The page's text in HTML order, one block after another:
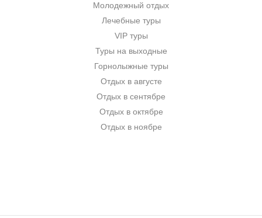
Молодежный отдых
Лечебные туры
VIP туры
Туры на выходные
Горнолыжные туры
Отдых в августе
Отдых в сентябре
Отдых в октябре
Отдых в ноябре